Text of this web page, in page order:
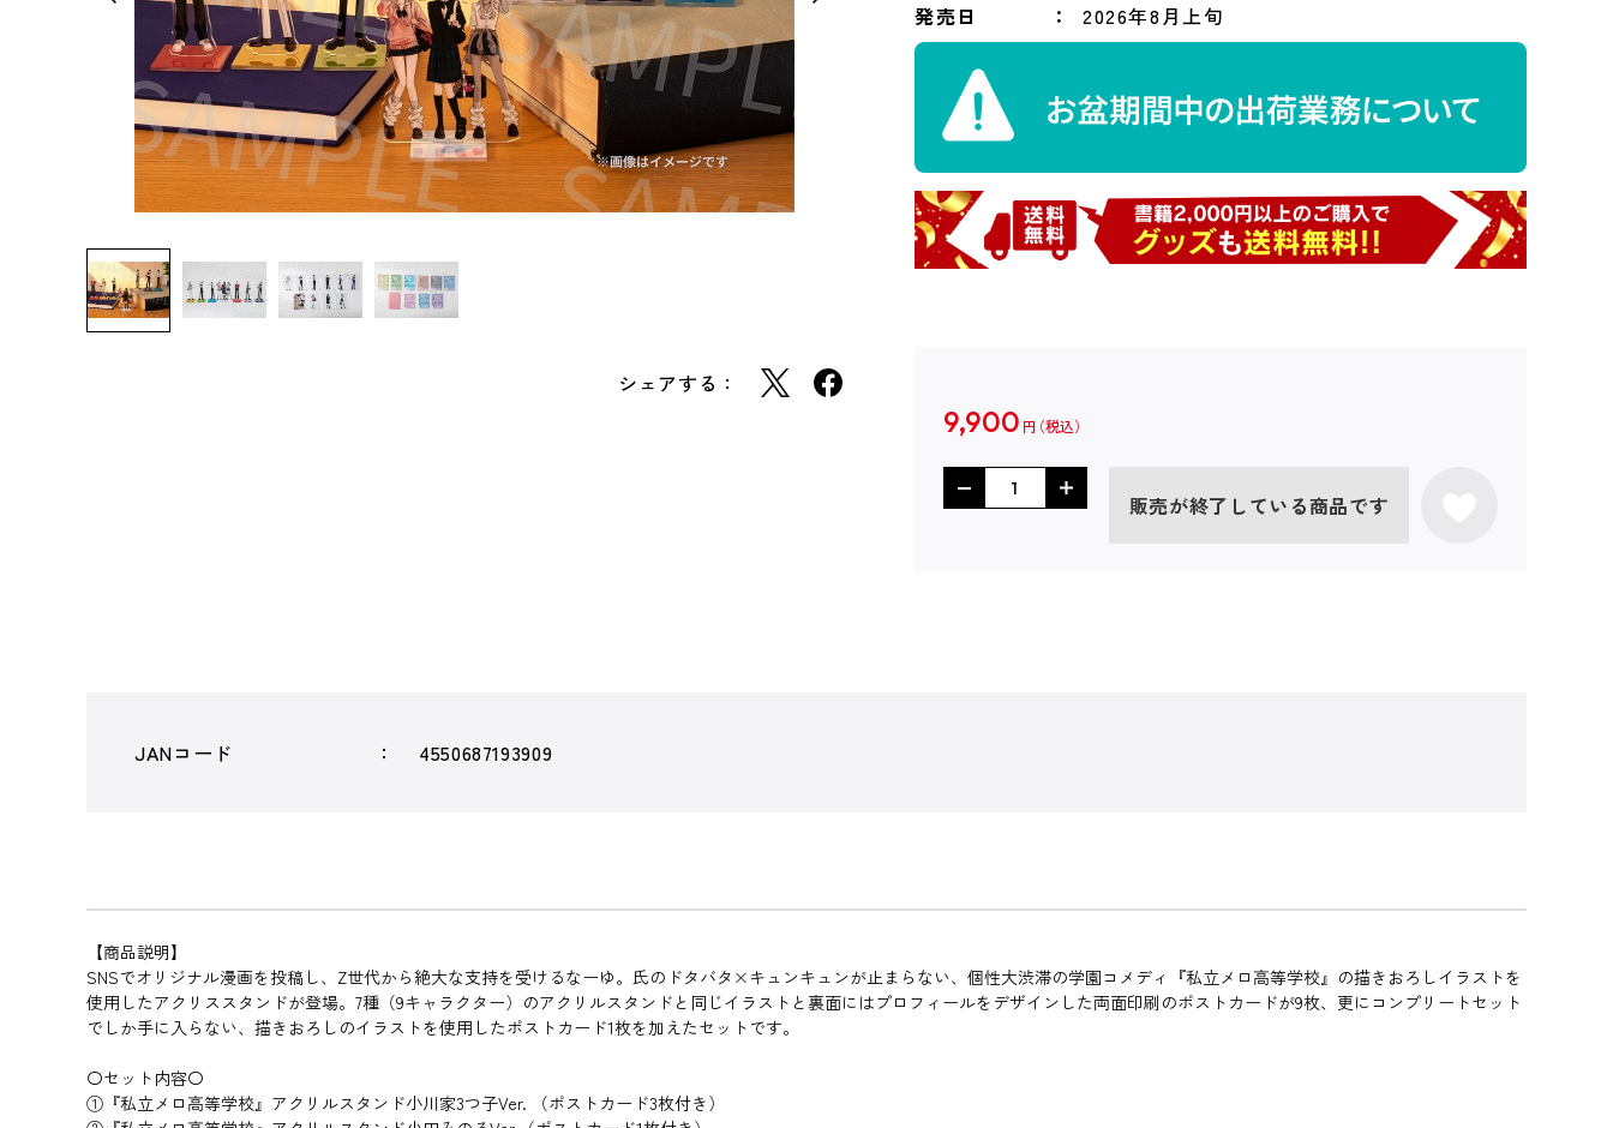
シェアする：
発売日
2026年8月上旬
9,900 円
販売が終了している商品です
JANコード 4550687193909
【商品説明】
SNSでオリジナル漫画を投稿し、Z世代から絶大な支持を受けるなーゆ。氏のドタバタ×キュンキュンが止まらない、個性大渋滞の学園コメディ『私立メロ高等学校』の描きおろしイラストを
使用したアクリススタンドが登場。7種（9キャラクター）のアクリルスタンドと同じイラストと裏面にはプロフィールをデザインした両面印刷のポストカードが9枚、更にコンプリートセット
でしか手に入らない、描きおろしのイラストを使用したポストカード1枚を加えたセットです。
〇セット内容〇
①『私立メロ高等学校』アクリルスタンド小川家3つ子Ver. （ポストカード3枚付き）